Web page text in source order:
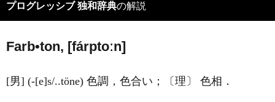
プログレッシブ 独和辞典の解説
Farb•ton, [fárptoːn]
[男] (-[e]s/..töne) 色調，色合い；〔理〕 色相．